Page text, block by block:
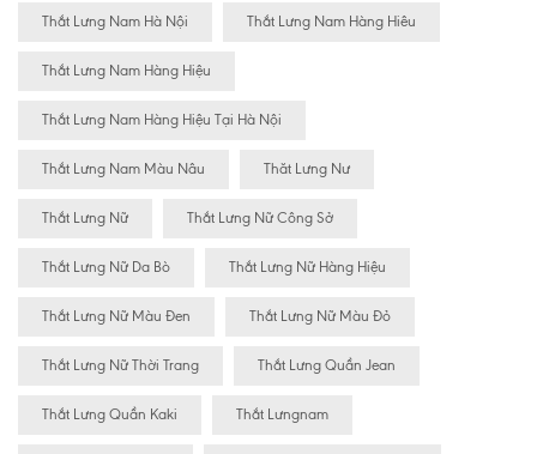
Thắt Lưng Nam Hà Nội Thắt Lưng Nam Hàng Hiêu
Thắt Lưng Nam Hàng Hiệu
Thắt Lưng Nam Hàng Hiệu Tại Hà Nội
Thắt Lưng Nam Màu Nâu Thăt Lưng Nư
Thắt Lưng Nữ Thắt Lưng Nữ Công Sở
Thắt Lưng Nữ Da Bò Thắt Lưng Nữ Hàng Hiệu
Thắt Lưng Nữ Màu Đen Thắt Lưng Nữ Màu Đỏ
Thắt Lưng Nữ Thời Trang Thắt Lưng Quần Jean
Thắt Lưng Quần Kaki Thắt Lưngnam